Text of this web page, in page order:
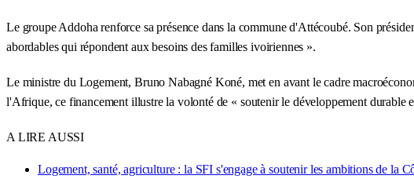
Le groupe Addoha renforce sa présence dans la commune d'Attécoubé. Son
abordables qui répondent aux besoins des familles ivoiriennes ».
Le ministre du Logement, Bruno Nabagné Koné, met en avant le cadre
l'Afrique, ce financement illustre la volonté de « soutenir le développement durable
A LIRE AUSSI
Logement, santé, agriculture : la SFI s'engage à soutenir les ambitions de la